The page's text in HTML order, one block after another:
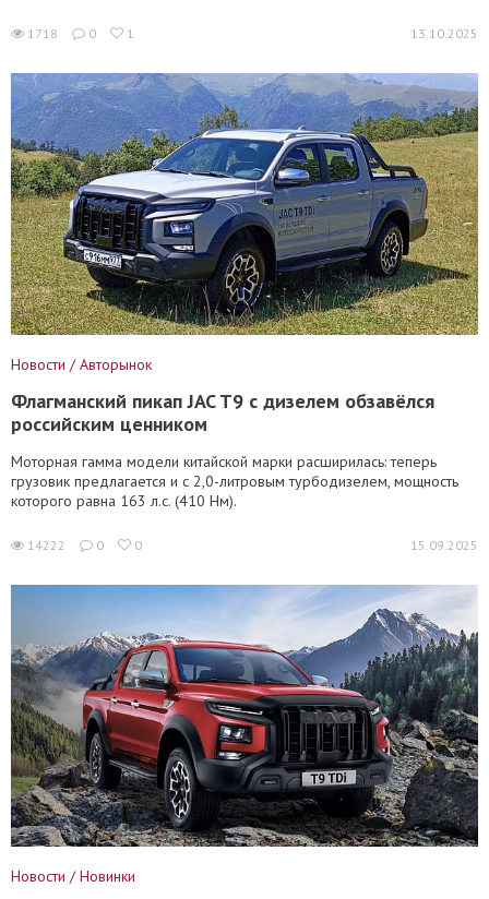
1718 0 1 13.10.2025
Новости / Авторынок
Флагманский пикап JAC T9 с дизелем обзавёлся
российским ценником
Моторная гамма модели китайской марки расширилась: теперь
грузовик предлагается и с 2,0-литровым турбодизелем, мощность
которого равна 163 л.с. (410 Нм).
14222 0 0 15.09.2025
Новости / Новинки